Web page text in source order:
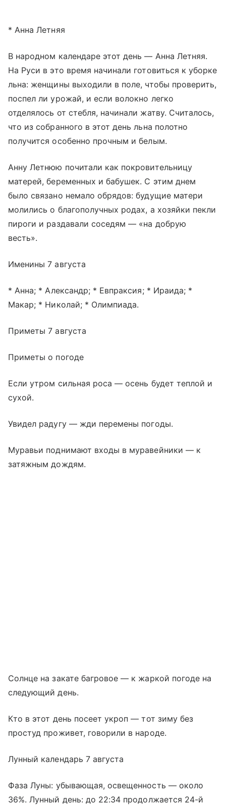
* Анна Летняя
В народном календаре этот день — Анна Летняя.
На Руси в это время начинали готовиться к уборке
льна: женщины выходили в поле, чтобы проверить,
поспел ли урожай, и если волокно легко
отделялось от стебля, начинали жатву. Считалось,
что из собранного в этот день льна полотно
получится особенно прочным и белым.
Анну Летнюю почитали как покровительницу
матерей, беременных и бабушек. С этим днем
было связано немало обрядов: будущие матери
молились о благополучных родах, а хозяйки пекли
пироги и раздавали соседям — «на добрую
весть».
Именины 7 августа
* Анна; * Александр; * Евпраксия; * Ираида; *
Макар; * Николай; * Олимпиада.
Приметы 7 августа
Приметы о погоде
Если утром сильная роса — осень будет теплой и
сухой.
Увидел радугу — жди перемены погоды.
Муравьи поднимают входы в муравейники — к
затяжным дождям.
Солнце на закате багровое — к жаркой погоде на
следующий день.
Кто в этот день посеет укроп — тот зиму без
простуд проживет, говорили в народе.
Лунный календарь 7 августа
Фаза Луны: убывающая, освещенность — около
36%. Лунный день: до 22:34 продолжается 24-й